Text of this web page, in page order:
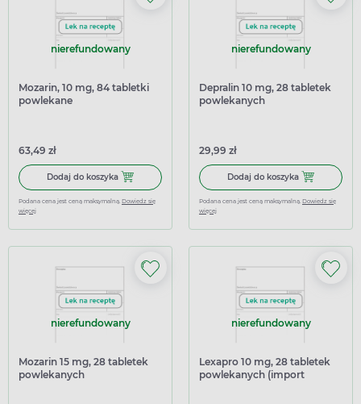
nierefundowany
Mozarin, 10 mg, 84 tabletki
powlekane
63,49 zł
Dodaj do koszyka Dodaj do koszyka Mozarin, 10 mg, 84 tabletki powlekane
Podana cena jest ceną maksymalną. Dowiedz się
więcej
nierefundowany
Depralin 10 mg, 28 tabletek
powlekanych
29,99 zł
Dodaj do koszyka Dodaj do
Podana cena jest ceną maksymalną. Dowiedz się
więcej
nierefundowany
Mozarin 15 mg, 28 tabletek
powlekanych
nierefundowany
Lexapro 10 mg, 28 tabletek
powlekanych (import